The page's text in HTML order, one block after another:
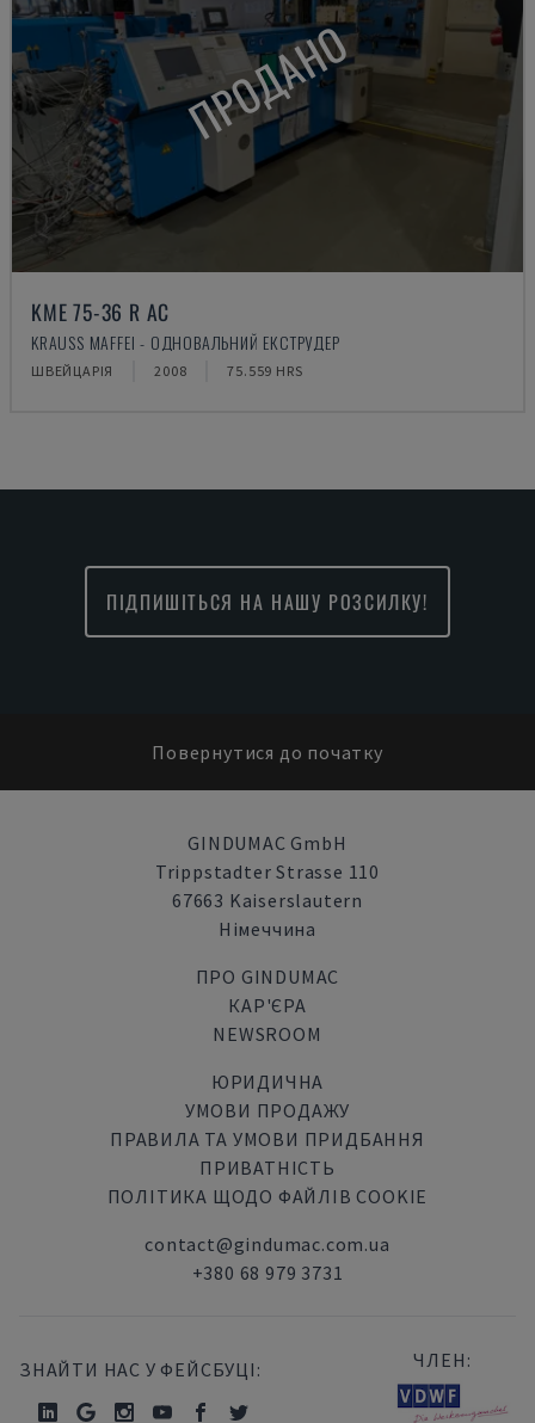
ПРОДАНО
KME 75-36 R AC
KRAUSS MAFFEI - ОДНОВАЛЬНИЙ ЕКСТРУДЕР
ШВЕЙЦАРІЯ 2008 75.559 HRS
ПІДПИШІТЬСЯ НА НАШУ РОЗСИЛКУ!
Повернутися до початку
GINDUMAC GmbH
Trippstadter Strasse 110
67663 Kaiserslautern
Німеччина
ПРО GINDUMAC
КАР'ЄРА
NEWSROOM
ЮРИДИЧНА
УМОВИ ПРОДАЖУ
ПРАВИЛА ТА УМОВИ ПРИДБАННЯ
ПРИВАТНІСТЬ
ПОЛІТИКА ЩОДО ФАЙЛІВ COOKIE
contact@gindumac.com.ua
+380 68 979 3731
ЗНАЙТИ НАС У ФЕЙСБУЦІ: ЧЛЕН: